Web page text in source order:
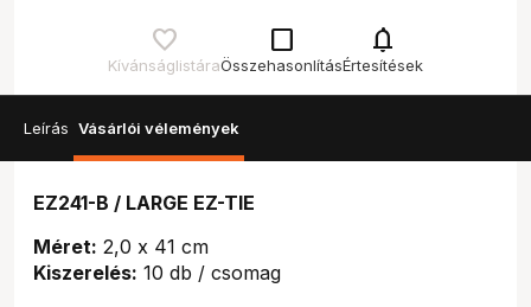
Kívánságlistára
check_box_outline_blank
Összehasonlítás
notifications
Értesítések
Leírás Vásárlói vélemények
EZ241-B / LARGE EZ-TIE
Méret: 2,0 x 41 cm
Kiszerelés: 10 db / csomag